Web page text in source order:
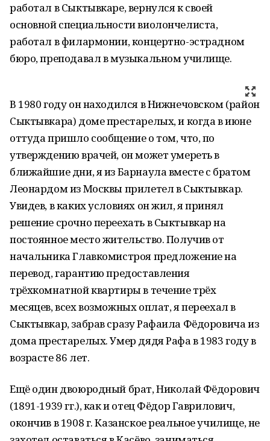
работал в Сыктывкаре, вернулся к своей
основной специальности виолончелиста,
работал в филармонии, концертно-эстрадном
бюро, преподавал в музыкальном училище.
В 1980 году он находился в Нижнечовском (район
Сыктывкара) доме престарелых, и когда в июне
оттуда пришло сообщение о том, что, по
утверждению врачей, он может умереть в
ближайшие дни, я из Барнаула вместе с братом
Леонардом из Москвы прилетел в Сыктывкар.
Увидев, в каких условиях он жил, я принял
решение срочно переехать в Сыктывкар на
постоянное место жительство. Получив от
начальника Главкомистроя предложение на
перевод, гарантию предоставления
трёхкомнатной квартиры в течение трёх
месяцев, всех возможных оплат, я переехал в
Сыктывкар, забрав сразу Рафаила Фёдоровича из
дома престарелых. Умер дядя Рафа в 1983 году в
возрасте 86 лет.
Ещё один двоюродный брат, Николай Фёдорович
(1891-1939 гг.), как и отец Фёдор Гаврилович,
окончив в 1908 г. Казанское реальное училище, не